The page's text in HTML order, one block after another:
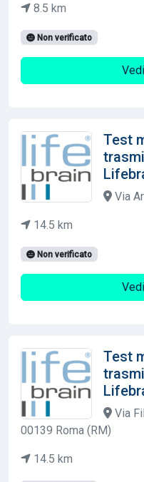
8.5 km
Non verificato
Test
Via
14.5 km
Non verificato
Test
Via
00139 Roma (RM)
14.5 km